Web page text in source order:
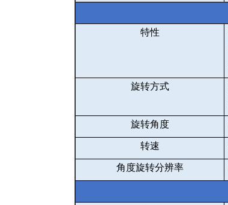
特性
旋转方式
旋转角度
转速
角度旋转分辨率